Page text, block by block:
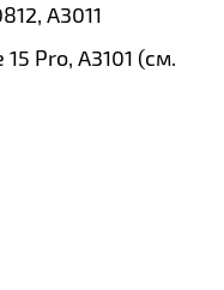
A3011
Pro, A3101 (см.